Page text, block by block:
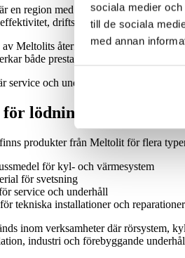
sociala medier
till de sociala
med annan
en region med omfattande
driftsäkerhet och stabil
Meltolits återförsäljare i regionen och
både prestanda och livslängd.
service och underhåll behöver utföras
lödning, installation
produkter från Meltolit för flera
för kyl- och värmesystem
för svetsning
service och underhåll
tekniska installationer och reparationer
inom verksamheter där rörsystem,
industri och förebyggande